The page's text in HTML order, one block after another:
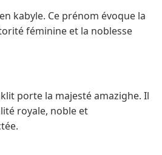
kabyle. Ce prénom évoque la
féminine et la noblesse
porte la majesté amazighe. Il
royale, noble et